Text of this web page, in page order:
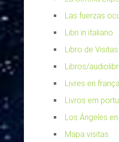
Las fuerzas
Libri in italiano
Libro de Visitas
Libros/
Livres en
Livros em
Los Ángeles
Mapa visitas